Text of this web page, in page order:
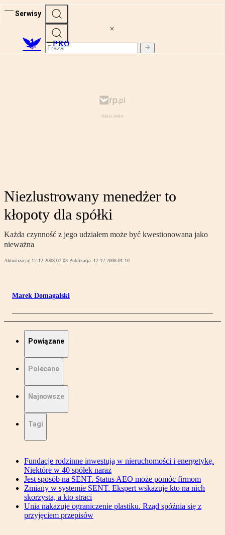
Serwisy
PRO
Niezlustrowany menedżer to
kłopoty dla spółki
Każda czynność z jego udziałem może być kwestionowana jako
nieważna
Aktualizacja: 12.12.2008 07:03 Publikacja: 12.12.2008 01:10
Marek Domagalski
Powiązane
Polecane
Najnowsze
Tagi
Fundacje rodzinne inwestują w nieruchomości i energetykę.
Niektóre w 40 spółek naraz
Jest sposób na SENT. Status AEO może pomóc firmom
Zmiany w systemie SENT. Ekspert wskazuje kto na nich
skorzysta, a kto straci
Unia nakazuje ograniczenie plastiku. Rząd spóźnia się z
przyjęciem przepisów